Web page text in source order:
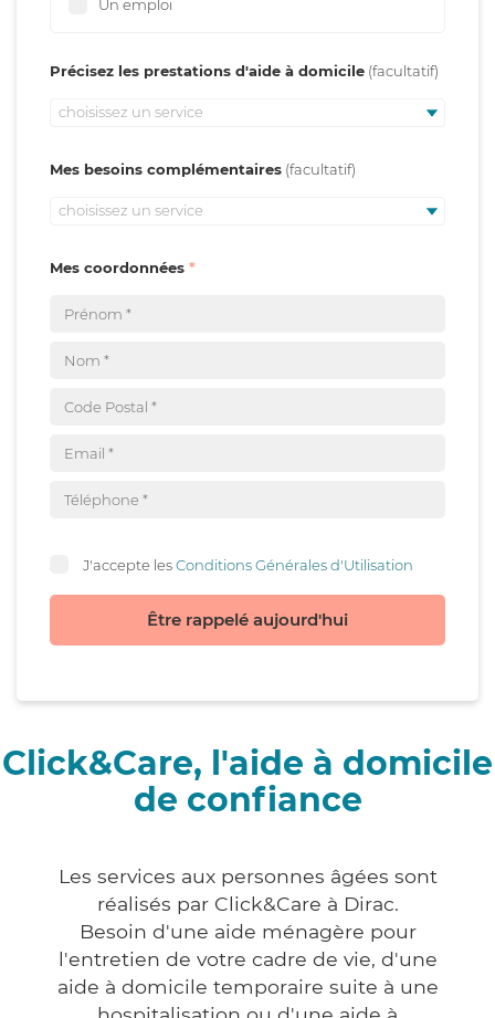
Un emploi
Précisez les prestations d'aide à domicile
choisissez un service
Mes besoins complémentaires
choisissez un service
Mes coordonnées
J'accepte lesConditions Générales d'Utilisation
Être rappelé aujourd'hui
Click&Care, l'aide à domicile
de confiance
Les services aux personnes âgées sont
réalisés par Click&Care à Dirac.
Besoin d'une aide ménagère pour
l'entretien de votre cadre de vie, d'une
aide à domicile temporaire suite à une